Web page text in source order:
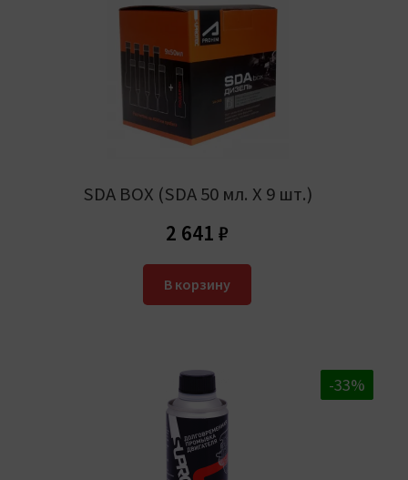
SDA BOX (SDA 50 мл. Х 9 шт.)
2 641 ₽
В корзину
-20%
-33%